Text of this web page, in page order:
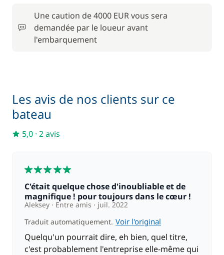
Forfait Nettoyage Retour
Rachat de Franchise
Une caution de 4000 EUR vous sera
demandée par le loueur avant
l'embarquement
Les avis de nos clients sur ce
bateau
5,0 · 2 avis
C'était quelque chose d'inoubliable et de
magnifique ! pour toujours dans le cœur !
Aleksey Entre amis
juil. 2022
Traduit automatiquement. Voir l'original
Quelqu'un pourrait dire, eh bien, quel titre,
c'est probablement l'entreprise elle-même qui